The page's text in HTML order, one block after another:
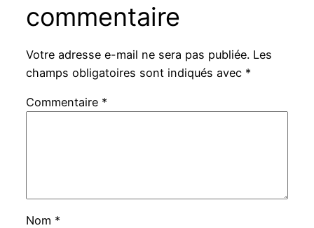
commentaire
Votre adresse e-mail ne sera pas publiée. Les
champs obligatoires sont indiqués avec *
Commentaire *
Nom *